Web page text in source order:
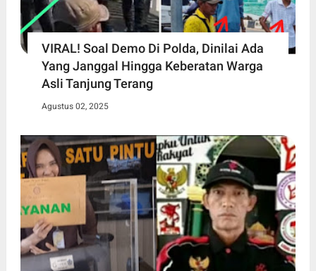
VIRAL! Soal Demo Di Polda, Dinilai Ada
Yang Janggal Hingga Keberatan Warga
Asli Tanjung Terang
Agustus 02, 2025